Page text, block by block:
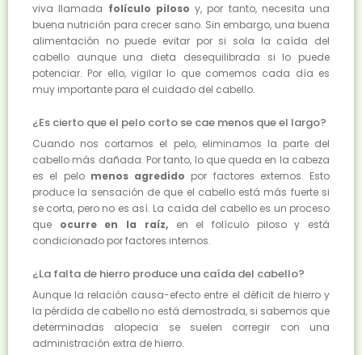
viva llamada folículo piloso y, por tanto, necesita una
buena nutrición para crecer sano. Sin embargo, una buena
alimentación no puede evitar por si sola la caída del
cabello aunque una dieta desequilibrada si lo puede
potenciar. Por ello, vigilar lo que comemos cada día es
muy importante para el cuidado del cabello.
¿Es cierto que el pelo corto se cae menos que el largo?
Cuando nos cortamos el pelo, eliminamos la parte del
cabello más dañada. Por tanto, lo que queda en la cabeza
es el pelo menos agredido por factores externos. Esto
produce la sensación de que el cabello está más fuerte si
se corta, pero no es así. La caída del cabello es un proceso
que ocurre en la raíz, en el folículo piloso y está
condicionado por factores internos.
¿La falta de hierro produce una caída del cabello?
Aunque la relación causa-efecto entre el déficit de hierro y
la pérdida de cabello no está demostrada, si sabemos que
determinadas alopecia se suelen corregir con una
administración extra de hierro.